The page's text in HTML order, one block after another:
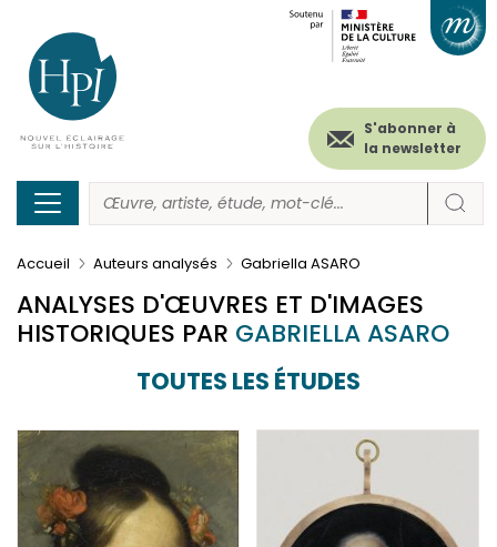
contenu
principal
Menu
secondaire
(header)
S'abonner à
la newsletter
Accueil Auteurs analysés Gabriella ASARO
ANALYSES D'ŒUVRES ET D'IMAGES
HISTORIQUES PAR GABRIELLA ASARO
TOUTES LES ÉTUDES